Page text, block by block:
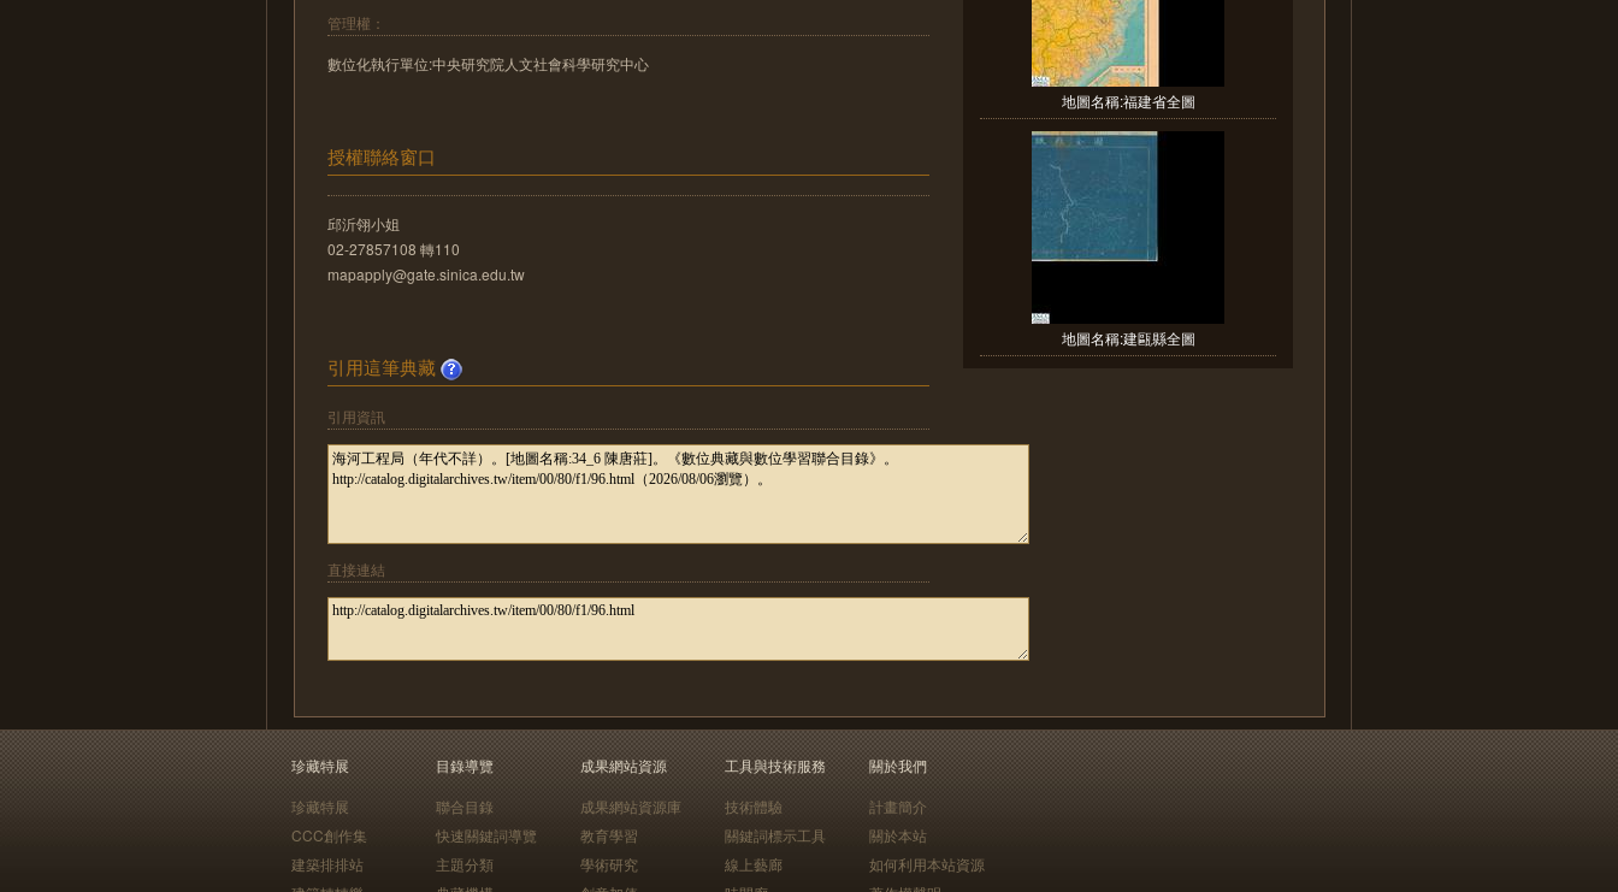
管理權：
數位化執行單位:中央研究院人文社會科學研究中心
授權聯絡窗口
邱沂翎小姐
02-27857108 轉110
mapapply@gate.sinica.edu.tw
引用這筆典藏
引用資訊
直接連結
地圖名稱:福建省全圖
地圖名稱:建甌縣全圖
珍藏特展
珍藏特展
CCC創作集
建築排排站
目錄導覽
聯合目錄
快速關鍵詞導覽
主題分類
成果網站資源
成果網站資源庫
教育學習
學術研究
工具與技術服務
技術體驗
關鍵詞標示工具
線上藝廊
關於我們
計畫簡介
關於本站
如何利用本站資源